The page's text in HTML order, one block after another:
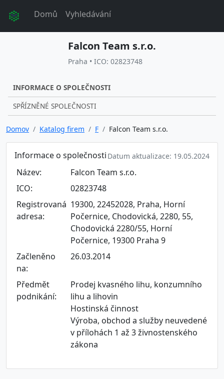
Domů Vyhledávání
Falcon Team s.r.o.
Praha • ICO: 02823748
INFORMACE O SPOLEČNOSTI
SPŘÍZNĚNÉ SPOLEČNOSTI
Domov Katalog firem F Falcon Team s.r.o.
Informace o společnosti Datum aktualizace: 19.05.2024
Název:
Falcon Team s.r.o.
ICO:
02823748
Registrovaná
adresa:
19300, 22452028, Praha, Horní
Počernice, Chodovická, 2280, 55,
Chodovická 2280/55, Horní
Počernice, 19300 Praha 9
Začleněno
na:
26.03.2014
Předmět
podnikání:
Prodej kvasného lihu, konzumního
lihu a lihovin
Hostinská činnost
Výroba, obchod a služby neuvedené
v přílohách 1 až 3 živnostenského
zákona